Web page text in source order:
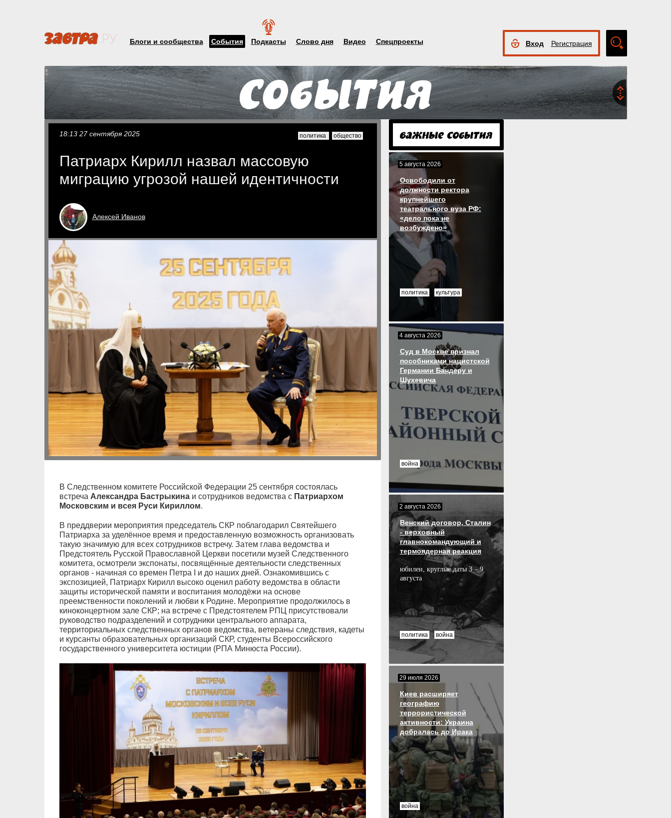
Блоги и сообщества События Подкасты Слово дня Видео Спецпроекты Вход Регистрация
поиск
18:13 27 сентября 2025 политика общество
Патриарх Кирилл назвал массовую
миграцию угрозой нашей идентичности
Алексей Иванов
В Следственном комитете Российской Федерации 25 сентября состоялась
встреча Александра Бастрыкинаи сотрудников ведомства с Патриархом
Московским и всея Руси Кириллом.
В преддверии мероприятия председатель СКР поблагодарил Святейшего
Патриарха за уделённое время и предоставленную возможность организовать
такую значимую для всех сотрудников встречу. Затем глава ведомства и
Предстоятель Русской Православной Церкви посетили музей Следственного
комитета, осмотрели экспонаты, посвящённые деятельности следственных
органов - начиная со времен Петра I и до наших дней. Ознакомившись с
экспозицией, Патриарх Кирилл высоко оценил работу ведомства в области
защиты исторической памяти и воспитания молодёжи на основе
преемственности поколений и любви к Родине. Мероприятие продолжилось в
киноконцертном зале СКР; на встрече с Предстоятелем РПЦ присутствовали
руководство подразделений и сотрудники центрального аппарата,
территориальных следственных органов ведомства, ветераны следствия, кадеты
и курсанты образовательных организаций СКР, студенты Всероссийского
государственного университета юстиции (РПА Минюста России).
5 августа 2026
Освободили от
должности ректора
крупнейшего
театрального вуза РФ:
«дело пока не
возбуждено»
политика культура
4 августа 2026
Суд в Москве признал
пособниками нацистской
Германии Бандеру и
Шухевича
война
2 августа 2026
Венский договор, Сталин
- верховный
главнокомандующий и
термоядерная реакция
юбилеи, круглые даты 3 – 9
августа
политика война
29 июля 2026
Киев расширяет
географию
террористической
активности: Украина
добралась до Ирака
война